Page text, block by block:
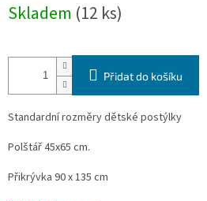
cena:
Skladem (12 ks)
Přidat do košíku
Standardní rozměry dětské postýlky
Polštář 45x65 cm.
Přikrývka 90 x 135 cm